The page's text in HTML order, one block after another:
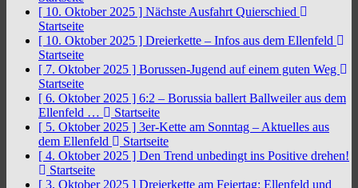
[ 10. Oktober 2025 ] Nächste Ausfahrt Quierschied
Startseite
[ 10. Oktober 2025 ] Dreierkette – Infos aus dem Ellenfeld
Startseite
[ 7. Oktober 2025 ] Borussen-Jugend auf einem guten Weg
Startseite
[ 6. Oktober 2025 ] 6:2 – Borussia ballert Ballweiler aus dem
Ellenfeld …
Startseite
[ 5. Oktober 2025 ] 3er-Kette am Sonntag – Aktuelles aus
dem Ellenfeld
Startseite
[ 4. Oktober 2025 ] Den Trend unbedingt ins Positive drehen!
Startseite
[ 3. Oktober 2025 ] Dreierkette am Feiertag: Ellenfeld und